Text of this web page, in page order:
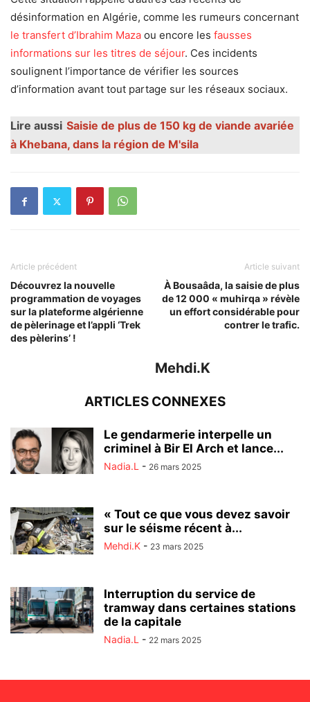
désinformation en Algérie, comme les rumeurs concernant
le transfert d’Ibrahim Maza ou encore les fausses
informations sur les titres de séjour. Ces incidents
soulignent l’importance de vérifier les sources
d’information avant tout partage sur les réseaux sociaux.
Lire aussi Saisie de plus de 150 kg de viande avariée
à Khebana, dans la région de M'sila
Article précédent
Découvrez la nouvelle
programmation de voyages
sur la plateforme algérienne
de pèlerinage et l’appli ‘Trek
des pèlerins’ !
Article suivant
À Bousaâda, la saisie de plus
de 12 000 « muhirqa » révèle
un effort considérable pour
contrer le trafic.
Mehdi.K
ARTICLES CONNEXES
Le gendarmerie interpelle un
criminel à Bir El Arch et lance...
Nadia.L - 26 mars 2025
« Tout ce que vous devez savoir
sur le séisme récent à...
Mehdi.K - 23 mars 2025
Interruption du service de
tramway dans certaines stations
de la capitale
Nadia.L - 22 mars 2025